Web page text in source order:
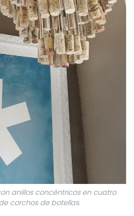
anillos concéntricos en cuatro
corchos de botellas.